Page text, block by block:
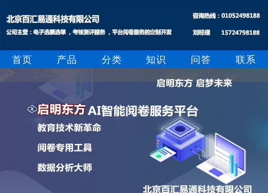
首页 产品 分类 知识 问答 联系